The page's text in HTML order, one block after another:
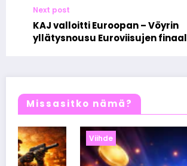
Next post
KAJ valloitti Euroopan – Vöyrin
yllätysnousu Euroviisujen
Missasitko nämä?
Viihde